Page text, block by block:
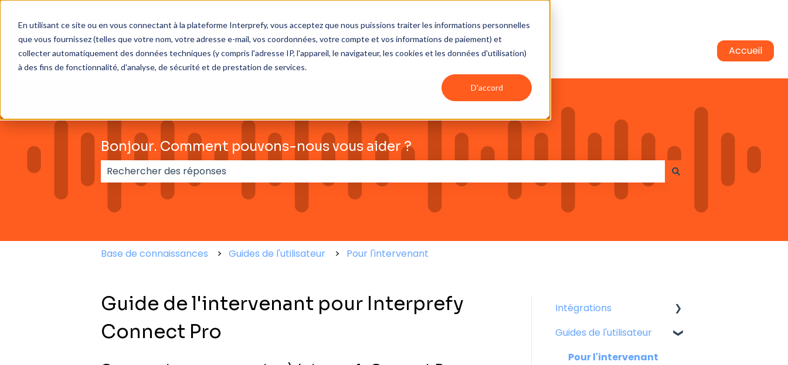
En utilisant ce site ou en vous connectant à la plateforme Interprefy, vous acceptez que nous puissions traiter les informations personnelles
que vous fournissez (telles que votre nom, votre adresse e-mail, vos coordonnées, votre compte et vos informations de paiement) et
collecter automatiquement des données techniques (y compris l'adresse IP, l'appareil, le navigateur, les cookies et les données d'utilisation)
à des fins de fonctionnalité, d'analyse, de sécurité et de prestation de services.
D'accord
Accueil
Bonjour. Comment pouvons-nous vous aider ?
Il n'y a aucune suggestion car le champ de recherche est vide.
Base de connaissances Guides de l'utilisateur Pour l'intervenant
Guide de l'intervenant pour Interprefy
Connect Pro
Intégrations
Plateformes
et de visioconférence
Guides de l'utilisateur
Pour l'intervenant